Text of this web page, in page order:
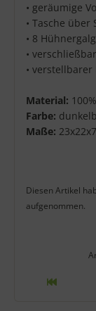
• geräumige
• Tasche
• 8
•
•
Material:
Farbe:
Maße:
Diesen Artikel
aufgenommen.